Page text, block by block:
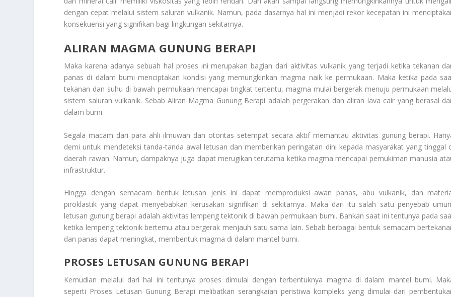
dengan cepat melalui sistem saluran vulkanik. Namun, pada dasarnya hal ini menjadi rekor kecepatan ini
konsekuensi yang signifikan bagi lingkungan sekitarnya.
ALIRAN MAGMA GUNUNG BERAPI
Maka karena adanya sebuah hal proses ini merupakan bagian dari aktivitas vulkanik yang terjadi ketika tekanan
panas di dalam bumi menciptakan kondisi yang memungkinkan magma naik ke permukaan. Maka ketika pada
tekanan dan suhu di bawah permukaan mencapai tingkat tertentu, magma mulai bergerak menuju permukaan
sistem saluran vulkanik. Sebab Aliran Magma Gunung Berapi adalah pergerakan dan aliran lava cair yang berasal
dalam bumi.
Segala macam dari para ahli ilmuwan dan otoritas setempat secara aktif memantau aktivitas gunung berapi.
demi untuk mendeteksi tanda-tanda awal letusan dan memberikan peringatan dini kepada masyarakat yang tinggal
daerah rawan. Namun, dampaknya juga dapat merugikan terutama ketika magma mencapai pemukiman manusia
infrastruktur.
Hingga dengan semacam bentuk letusan jenis ini dapat memproduksi awan panas, abu vulkanik, dan
piroklastik yang dapat menyebabkan kerusakan signifikan di sekitarnya. Maka dari itu salah satu penyebab
letusan gunung berapi adalah aktivitas lempeng tektonik di bawah permukaan bumi. Bahkan saat ini tentunya pada
ketika lempeng tektonik bertemu atau bergerak menjauh satu sama lain. Sebab berbagai bentuk semacam
dan panas dapat meningkat, membentuk magma di dalam mantel bumi.
PROSES LETUSAN GUNUNG BERAPI
Kemudian melalui dari hal ini tentunya proses dimulai dengan terbentuknya magma di dalam mantel bumi.
seperti Proses Letusan Gunung Berapi melibatkan serangkaian peristiwa kompleks yang dimulai dari